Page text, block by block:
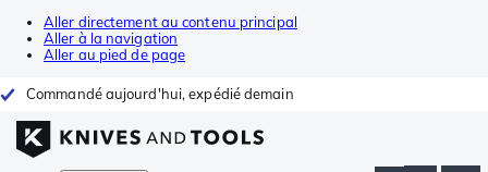
Aller directement au contenu principal
Aller à la navigation
Aller au pied de page
Commandé aujourd'hui, expédié demain